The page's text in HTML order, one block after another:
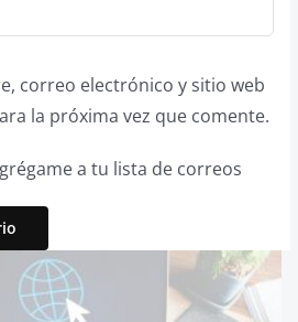
correo electrónico y sitio web
la próxima vez que comente.
a tu lista de correos